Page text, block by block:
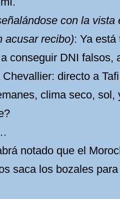
con la vista
acusar recibo): Ya
conseguir DNI falsos,
directo a
clima seco, sol,
notado que el
saca los bozales